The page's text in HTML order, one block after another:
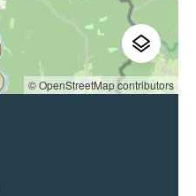
© OpenStreetMap contributors